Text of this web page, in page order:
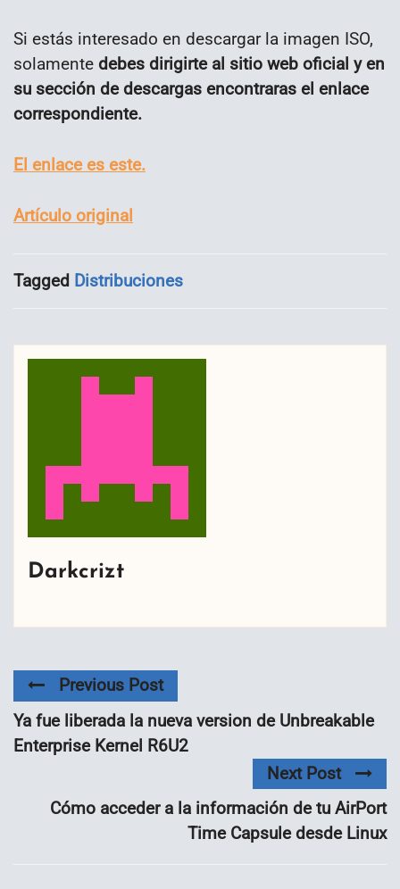
Si estás interesado en descargar la imagen ISO,
solamente debes dirigirte al sitio web oficial y en
su sección de descargas encontraras el enlace
correspondiente.
El enlace es este.
Artículo original
Tagged Distribuciones
Darkcrizt
Previous Post
Ya fue liberada la nueva version de Unbreakable
Enterprise Kernel R6U2
Next Post
Cómo acceder a la información de tu AirPort
Time Capsule desde Linux